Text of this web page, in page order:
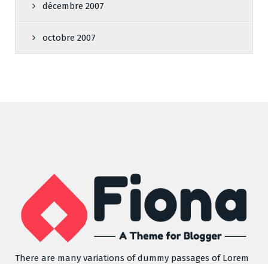
décembre 2007
octobre 2007
There are many variations of dummy passages of Lorem